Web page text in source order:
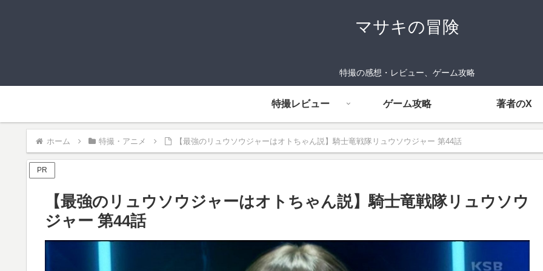
マサキの冒険
特撮の感想・レビュー、ゲーム攻略
特撮レビュー ゲーム攻略 著者のX
ホーム 特撮・アニメ 【最強のリュウソウジャーはオトちゃん説】騎士竜戦隊リュウソウジャー 第44話
PR
【最強のリュウソウジャーはオトちゃん説】騎士竜戦隊リュウソウ
ジャー 第44話